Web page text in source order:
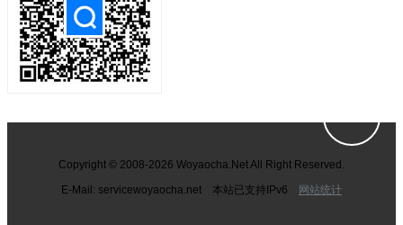
Copyright © 2008-2026 Woyaocha.Net All Right Reserved.
E-Mail: servicewoyaocha.net 本站已支持IPv6 网站统计